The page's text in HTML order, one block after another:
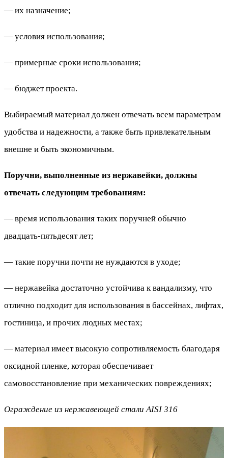
— их назначение;
— условия использования;
— примерные сроки использования;
— бюджет проекта.
Выбираемый материал должен отвечать всем параметрам
удобства и надежности, а также быть привлекательным
внешне и быть экономичным.
Поручни, выполненные из нержавейки, должны
отвечать следующим требованиям:
— время использования таких поручней обычно
двадцать-пятьдесят лет;
— такие поручни почти не нуждаются в уходе;
— нержавейка достаточно устойчива к вандализму, что
отлично подходит для использования в бассейнах, лифтах,
гостиница, и прочих людных местах;
— материал имеет высокую сопротивляемость благодаря
оксидной пленке, которая обеспечивает
самовосстановление при механических повреждениях;
Ограждение из нержавеющей стали AISI 316